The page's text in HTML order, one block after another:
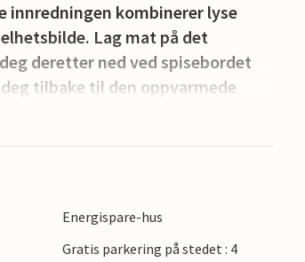
innredningen kombinerer lyse
Lag mat på det
deretter ned ved spisebordet
tilbake til den oppvarmede
out på badet og slapp av i
med sklie og husker, som vil
Energispare-hus
Gratis parkering på stedet : 4